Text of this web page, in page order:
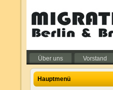
Über uns Vorstand
Hauptmenü